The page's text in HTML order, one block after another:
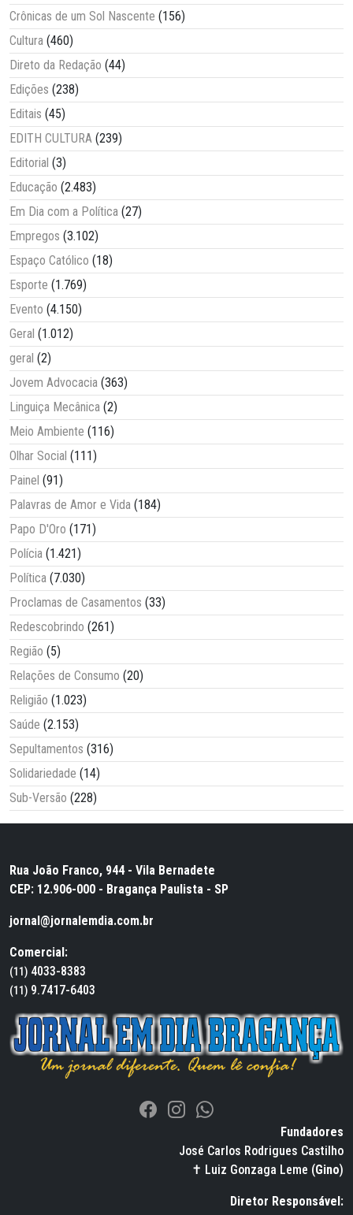
Crônicas de um Sol Nascente (156)
Cultura (460)
Direto da Redação (44)
Edições (238)
Editais (45)
EDITH CULTURA (239)
Editorial (3)
Educação (2.483)
Em Dia com a Política (27)
Empregos (3.102)
Espaço Católico (18)
Esporte (1.769)
Evento (4.150)
Geral (1.012)
geral (2)
Jovem Advocacia (363)
Linguiça Mecânica (2)
Meio Ambiente (116)
Olhar Social (111)
Painel (91)
Palavras de Amor e Vida (184)
Papo D'Oro (171)
Polícia (1.421)
Política (7.030)
Proclamas de Casamentos (33)
Redescobrindo (261)
Região (5)
Relações de Consumo (20)
Religião (1.023)
Saúde (2.153)
Sepultamentos (316)
Solidariedade (14)
Sub-Versão (228)
Rua João Franco, 944 - Vila Bernadete
CEP: 12.906-000 - Bragança Paulista - SP
jornal@jornalemdia.com.br
Comercial:
(11) 4033-8383
(11) 9.7417-6403
Fundadores
José Carlos Rodrigues Castilho
✝ Luiz Gonzaga Leme (Gino)
Diretor Responsável: